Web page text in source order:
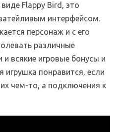
Flappy Bird, это
интерфейсом.
персонаж и с его
различные
и всякие игровые бонусы и
игрушка понравится, если
чем-то, а подключения к